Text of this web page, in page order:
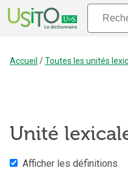
Accueil /Toutes les unités
Unité
Afficher les définitions